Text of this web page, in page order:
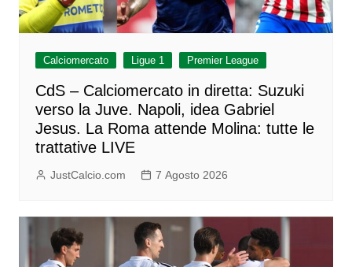
Calciomercato Ligue 1 Premier League
CdS – Calciomercato in diretta: Suzuki
verso la Juve. Napoli, idea Gabriel
Jesus. La Roma attende Molina: tutte le
trattative LIVE
JustCalcio.com 7 Agosto 2026